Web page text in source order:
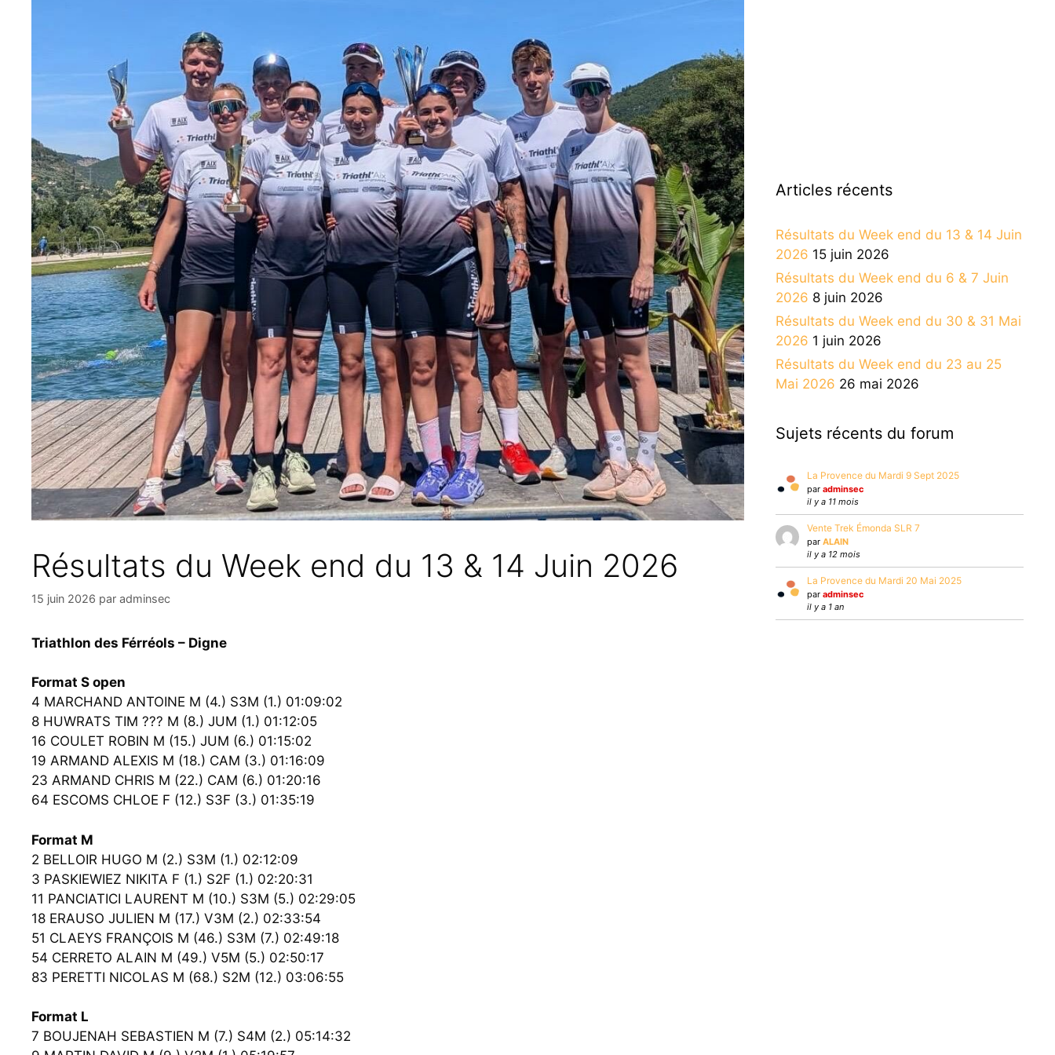
Résultats du Week end du 13 & 14 Juin 2026
15 juin 2026 par adminsec
Triathlon des Férréols – Digne
Format S open
4 MARCHAND ANTOINE M (4.) S3M (1.) 01:09:02
8 HUWRATS TIM ??? M (8.) JUM (1.) 01:12:05
16 COULET ROBIN M (15.) JUM (6.) 01:15:02
19 ARMAND ALEXIS M (18.) CAM (3.) 01:16:09
23 ARMAND CHRIS M (22.) CAM (6.) 01:20:16
64 ESCOMS CHLOE F (12.) S3F (3.) 01:35:19
Format M
2 BELLOIR HUGO M (2.) S3M (1.) 02:12:09
3 PASKIEWIEZ NIKITA F (1.) S2F (1.) 02:20:31
11 PANCIATICI LAURENT M (10.) S3M (5.) 02:29:05
18 ERAUSO JULIEN M (17.) V3M (2.) 02:33:54
51 CLAEYS FRANÇOIS M (46.) S3M (7.) 02:49:18
54 CERRETO ALAIN M (49.) V5M (5.) 02:50:17
83 PERETTI NICOLAS M (68.) S2M (12.) 03:06:55
Format L
7 BOUJENAH SEBASTIEN M (7.) S4M (2.) 05:14:32
Articles récents
Résultats du Week end du 13 & 14 Juin
2026 15 juin 2026
Résultats du Week end du 6 & 7 Juin
2026 8 juin 2026
Résultats du Week end du 30 & 31 Mai
2026 1 juin 2026
Résultats du Week end du 23 au 25
Mai 2026 26 mai 2026
Sujets récents du forum
La Provence du Mardi 9 Sept 2025
par adminsec
il y a 11 mois
Vente Trek Émonda SLR 7
par ALAIN
il y a 12 mois
La Provence du Mardi 20 Mai 2025
par adminsec
il y a 1 an